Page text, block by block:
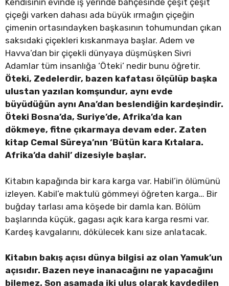
Kendisinin evinde iş yerinde bahçesinde çeşit çeşit
çiçeği varken dahası ada büyük ırmağın çiçeğin
çimenin ortasındayken başkasının tohumundan çıkan
saksıdaki çiçekleri kıskanmaya başlar. Adem ve
Havva’dan bir çiçekli dünyaya düşmüşken Sivri
Adamlar tüm insanlığa ‘Öteki’ nedir bunu öğretir.
Öteki, Zedelerdir, bazen kafatası ölçülüp başka
ulustan yazılan komşundur, aynı evde
büyüdüğün aynı Ana’dan beslendiğin kardeşindir.
Öteki Bosna’da, Suriye’de, Afrika’da kan
dökmeye, fitne çıkarmaya devam eder. Zaten
kitap Cemal Süreya’nın ‘Bütün kara Kıtalara.
Afrika’da dahil’ dizesiyle başlar.
Kitabın kapağında bir kara karga var. Habil’in ölümünü
izleyen. Kabil’e maktulü gömmeyi öğreten karga… Bir
buğday tarlası ama köşede bir damla kan. Bölüm
başlarında küçük, gagası açık kara karga resmi var.
Kardeş kavgalarını, dökülecek kanı size anlatacak.
Kitabın bakış açısı dünya bilgisi az olan Yamuk’un
açısıdır. Bazen neye inanacağını ne yapacağını
bilemez. Son aşamada iki ulus olarak kaydedilen